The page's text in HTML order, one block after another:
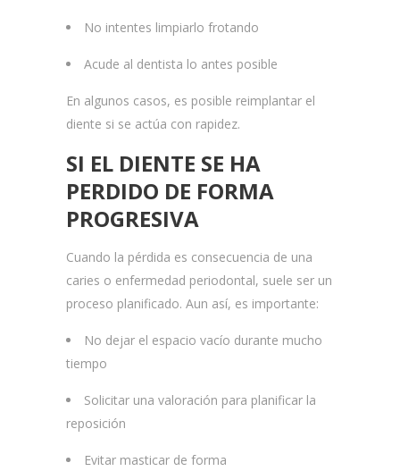
No intentes limpiarlo frotando
Acude al dentista lo antes posible
En algunos casos, es posible reimplantar el
diente si se actúa con rapidez.
SI EL DIENTE SE HA
PERDIDO DE FORMA
PROGRESIVA
Cuando la pérdida es consecuencia de una
caries o enfermedad periodontal, suele ser un
proceso planificado. Aun así, es importante:
No dejar el espacio vacío durante mucho
tiempo
Solicitar una valoración para planificar la
reposición
Evitar masticar de forma